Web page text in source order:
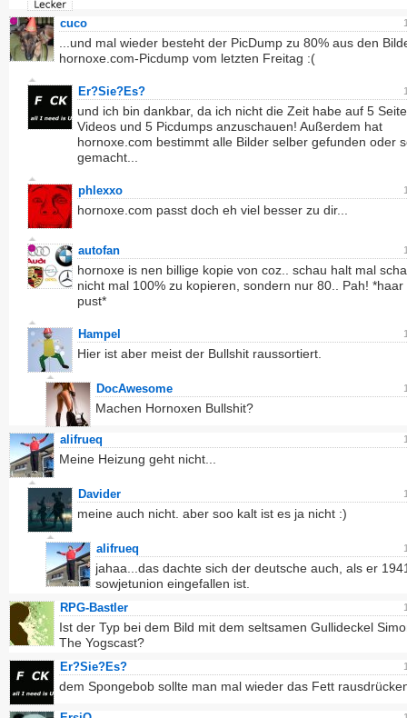
cuco
...und mal wieder besteht der PicDump zu 80% aus den
hornoxe.com-Picdump vom letzten Freitag :(
Er?Sie?Es?
und ich bin dankbar, da ich nicht die Zeit habe auf 5
Videos und 5 Picdumps anzuschauen! Außerdem hat
hornoxe.com bestimmt alle Bilder selber gefunden oder
gemacht...
phlexxo
hornoxe.com passt doch eh viel besser zu dir...
autofan
hornoxe is nen billige kopie von coz.. schau halt mal
nicht mal 100% zu kopieren, sondern nur 80.. Pah! *haar
pust*
Hampel
Hier ist aber meist der Bullshit raussortiert.
DocAwesome
Machen Hornoxen Bullshit?
alifrueq
Meine Heizung geht nicht...
Davider
meine auch nicht. aber soo kalt ist es ja nicht :)
alifrueq
jahaa...das dachte sich der deutsche auch, als er
sowjetunion eingefallen ist.
RPG-Bastler
Ist der Typ bei dem Bild mit dem seltsamen Gullideckel
The Yogscast?
Er?Sie?Es?
dem Spongebob sollte man mal wieder das Fett